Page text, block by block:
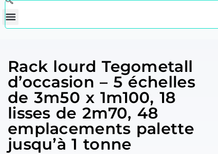
Rack lourd Tegometall
d’occasion – 5 échelles
de 3m50 x 1m100, 18
lisses de 2m70, 48
emplacements palette
jusqu’à 1 tonne